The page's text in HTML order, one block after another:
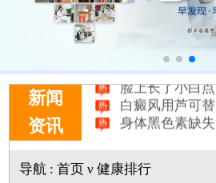
新闻
资讯
白癜风长期用激
伍德灯结果显示亮
脸上长了小白
白癜风用芦可替尼
身体黑色素缺
初期白癜风和白
他克莫司能涂在
导航: 首页ν 健康排行